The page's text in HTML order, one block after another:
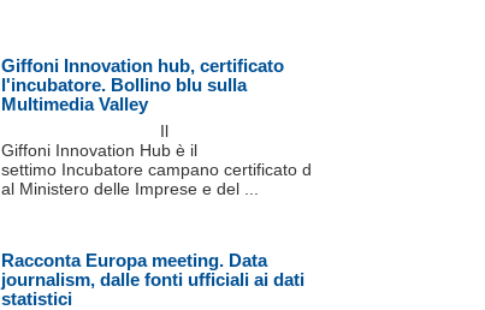
Giffoni Innovation hub, certificato
l'incubatore. Bollino blu sulla
Multimedia Valley
Il
Giffoni Innovation Hub è il
settimo Incubatore campano certificato d
al Ministero delle Imprese e del ...
Racconta Europa meeting. Data
journalism, dalle fonti ufficiali ai dati
statistici